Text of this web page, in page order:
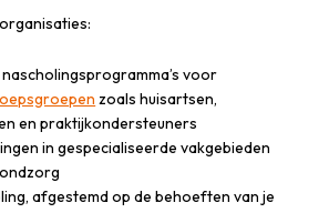
voor
zoals huisartsen,
en praktijkondersteuners
in gespecialiseerde vakgebieden
afgestemd op de behoeften van je